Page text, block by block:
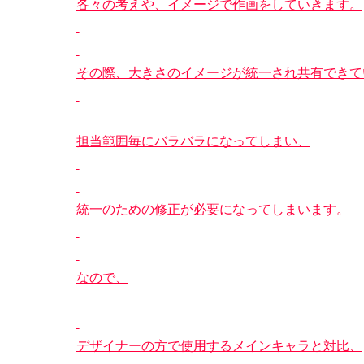
各々の考えや、イメージで作画をしていきます。
その際、大きさのイメージが統一され共有でき
担当範囲毎にバラバラになってしまい、
統一のための修正が必要になってしまいます。
なので、
デザイナーの方で使用するメインキャラと対比、